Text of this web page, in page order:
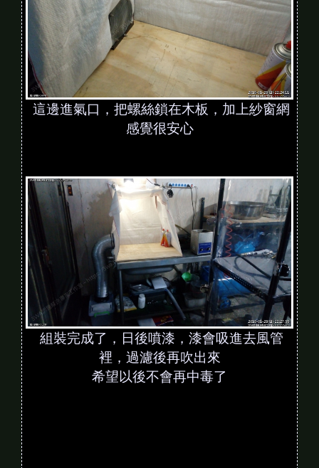
這邊進氣口，把螺絲鎖在木板，加上紗窗網
感覺很安心
組裝完成了，日後噴漆，漆會吸進去風管
裡，過濾後再吹出來
希望以後不會再中毒了